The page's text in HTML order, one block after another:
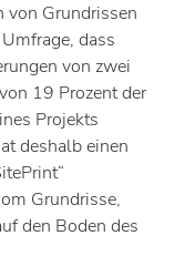
von Grundrissen
dass
von zwei
19 Prozent der
Projekts
deshalb einen
Grundrisse,
den Boden des